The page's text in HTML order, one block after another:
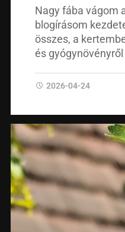
Nagy fába vágom
blogírásom
összes, a
és
2026-04-24